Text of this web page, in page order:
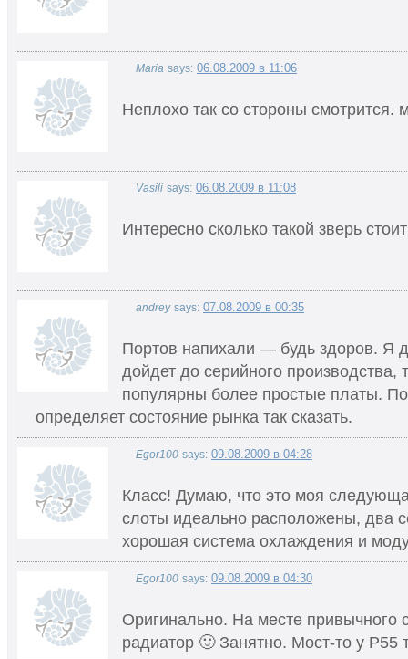
Maria says: 06.08.2009 в 11:06
Неплохо так со стороны смотрится.
Vasili says: 06.08.2009 в 11:08
Интересно сколько такой зверь
andrey says: 07.08.2009 в 00:35
Портов напихали — будь здоров. Я
дойдет до серийного производства,
популярны более простые платы.
определяет состояние рынка так сказать.
Egor100 says: 09.08.2009 в 04:28
Класс! Думаю, что это моя
слоты идеально расположены, два
хорошая система охлаждения и
Egor100 says: 09.08.2009 в 04:30
Оригинально. На месте привычного
радиатор 🙂 Занятно. Мост-то у P55